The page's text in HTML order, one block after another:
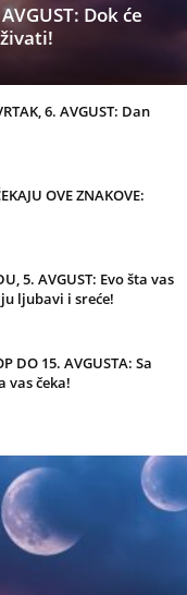
Dok će
6. AVGUST: Dan
OVE ZNAKOVE:
5. AVGUST: Evo šta vas
ljubavi i sreće!
DO 15. AVGUSTA: Sa
vas čeka!